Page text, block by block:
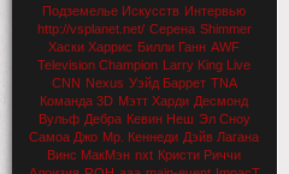
Подземелье Искусств Интервью
http://vsplanet.net/ Серена Shimmer
Хаски Харрис Билли Ганн AWF
Television Champion Larry King Live
CNN Nexus Уэйд Баррет TNA
Команда 3D Мэтт Харди Десмонд
Вульф Дебра Кевин Неш Эл Сноу
Самоа Джо Мр. Кеннеди Дэйв Лагана
Винс МакМэн nxt Кристи Риччи